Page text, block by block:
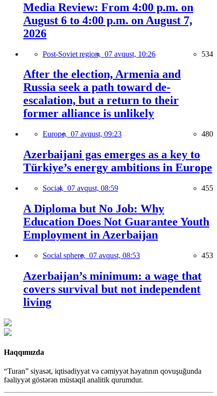
Media Review: From 4:00 p.m. on
August 6 to 4:00 p.m. on August 7,
2026
Post-Soviet region, 07 avqust, 10:26 534
After the election, Armenia and
Russia seek a path toward de-
escalation, but a return to their
former alliance is unlikely
Europe, 07 avqust, 09:23 480
Azerbaijani gas emerges as a key to
Türkiye’s energy ambitions in Europe
Social, 07 avqust, 08:59 455
A Diploma but No Job: Why
Education Does Not Guarantee Youth
Employment in Azerbaijan
Social sphere, 07 avqust, 08:53 453
Azerbaijan’s minimum: a wage that
covers survival but not independent
living
Haqqımızda
“Turan” siyasət, iqtisadiyyat və cəmiyyət həyatının qovuşuğunda
fəaliyyət göstərən müstəqil analitik qurumdur.